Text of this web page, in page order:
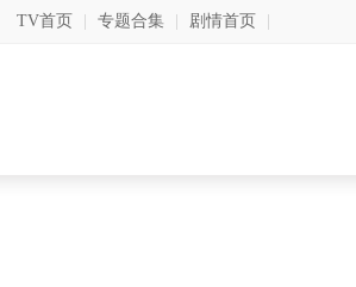
TV首页 专题合集 剧情首页